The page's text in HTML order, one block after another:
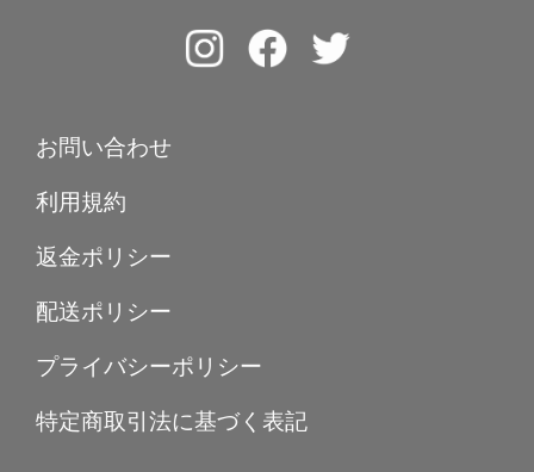
お問い合わせ
利用規約
返金ポリシー
配送ポリシー
プライバシーポリシー
特定商取引法に基づく表記